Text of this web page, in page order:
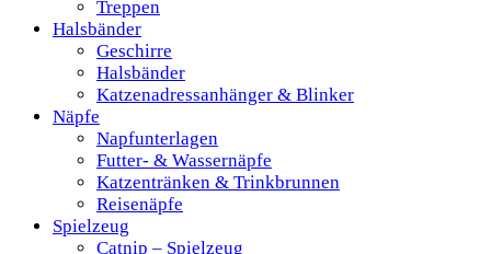
Treppen
Halsbänder
Geschirre
Halsbänder
Katzenadressanhänger & Blinker
Näpfe
Napfunterlagen
Futter- & Wassernäpfe
Katzentränken & Trinkbrunnen
Reisenäpfe
Spielzeug
Catnip – Spielzeug